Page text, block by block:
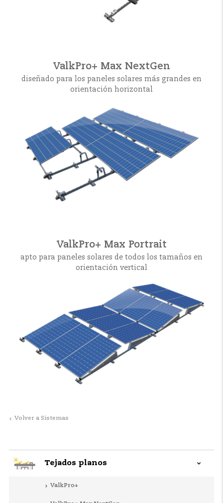
ValkPro+ Max NextGen
diseñado para los paneles solares más grandes en
orientación horizontal
ValkPro+ Max Portrait
apto para paneles solares de todos los tamaños en
orientación vertical
Volver a Sistemas
Tejados planos
ValkPro+